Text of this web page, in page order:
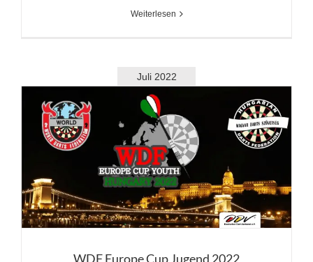
Weiterlesen
Juli 2022
WDF Europe Cup Jugend 2022